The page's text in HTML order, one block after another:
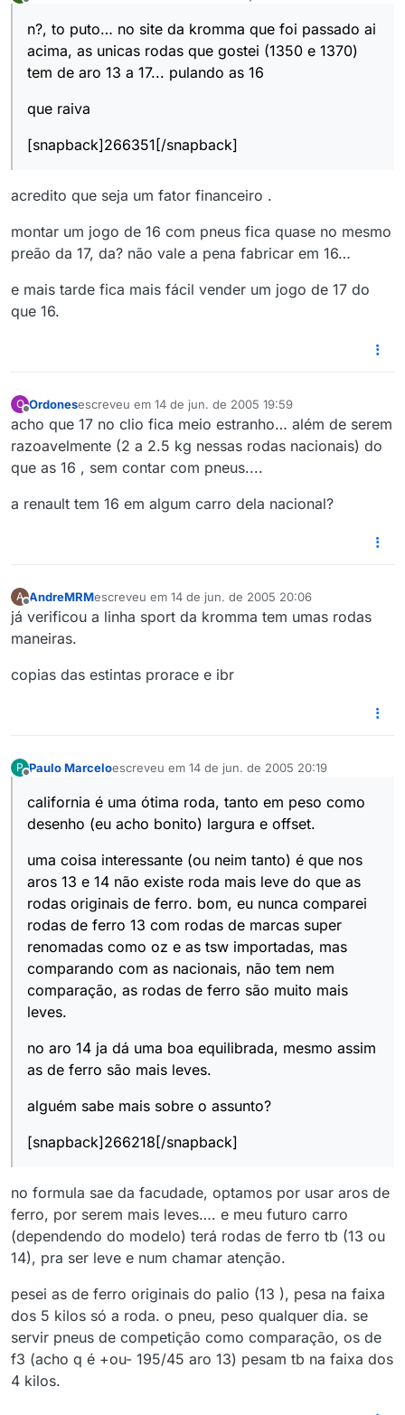
n?, to puto… no site da kromma que foi passado ai
acima, as unicas rodas que gostei (1350 e 1370)
tem de aro 13 a 17... pulando as 16
que raiva
[snapback]266351[/snapback]
acredito que seja um fator financeiro .
montar um jogo de 16 com pneus fica quase no mesmo
preão da 17, da? não vale a pena fabricar em 16…
e mais tarde fica mais fácil vender um jogo de 17 do
que 16.
O
Offline
Ordonesescreveu em 14 de jun. de 2005 19:59
última edição por
acho que 17 no clio fica meio estranho… além de serem
razoavelmente (2 a 2.5 kg nessas rodas nacionais) do
que as 16 , sem contar com pneus....
a renault tem 16 em algum carro dela nacional?
A
Offline
AndreMRMescreveu em 14 de jun. de 2005 20:06
última edição por
já verificou a linha sport da kromma tem umas rodas
maneiras.
copias das estintas prorace e ibr
P Paulo Marceloescreveu em 14 de jun. de 2005 20:19
última edição por
california é uma ótima roda, tanto em peso como
desenho (eu acho bonito) largura e offset.
uma coisa interessante (ou neim tanto) é que nos
aros 13 e 14 não existe roda mais leve do que as
rodas originais de ferro. bom, eu nunca comparei
rodas de ferro 13 com rodas de marcas super
renomadas como oz e as tsw importadas, mas
comparando com as nacionais, não tem nem
comparação, as rodas de ferro são muito mais
leves.
no aro 14 ja dá uma boa equilibrada, mesmo assim
as de ferro são mais leves.
alguém sabe mais sobre o assunto?
[snapback]266218[/snapback]
no formula sae da facudade, optamos por usar aros de
ferro, por serem mais leves…. e meu futuro carro
(dependendo do modelo) terá rodas de ferro tb (13 ou
14), pra ser leve e num chamar atenção.
pesei as de ferro originais do palio (13 ), pesa na faixa
dos 5 kilos só a roda. o pneu, peso qualquer dia. se
servir pneus de competição como comparação, os de
f3 (acho q é +ou- 195/45 aro 13) pesam tb na faixa dos
4 kilos.